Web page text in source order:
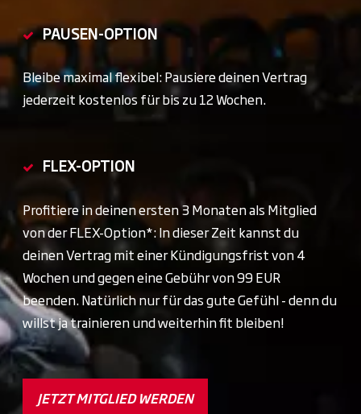
PAUSEN-OPTION
Bleibe maximal flexibel: Pausiere deinen Vertrag
jederzeit kostenlos für bis zu 12 Wochen.
FLEX-OPTION
Profitiere in deinen ersten 3 Monaten als Mitglied
von der FLEX-Option*: In dieser Zeit kannst du
deinen Vertrag mit einer Kündigungsfrist von 4
Wochen und gegen eine Gebühr von 99 EUR
beenden. Natürlich nur für das gute Gefühl - denn du
willst ja trainieren und weiterhin fit bleiben!
JETZT MITGLIED WERDEN